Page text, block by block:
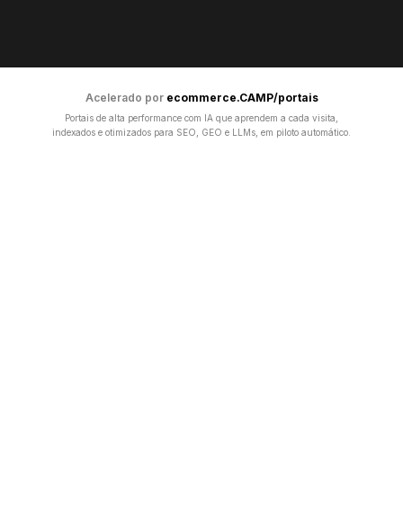
Acelerado por ecommerce.CAMP/portais
Portais de alta performance com IA que aprendem a cada visita,
indexados e otimizados para SEO, GEO e LLMs, em piloto automático.